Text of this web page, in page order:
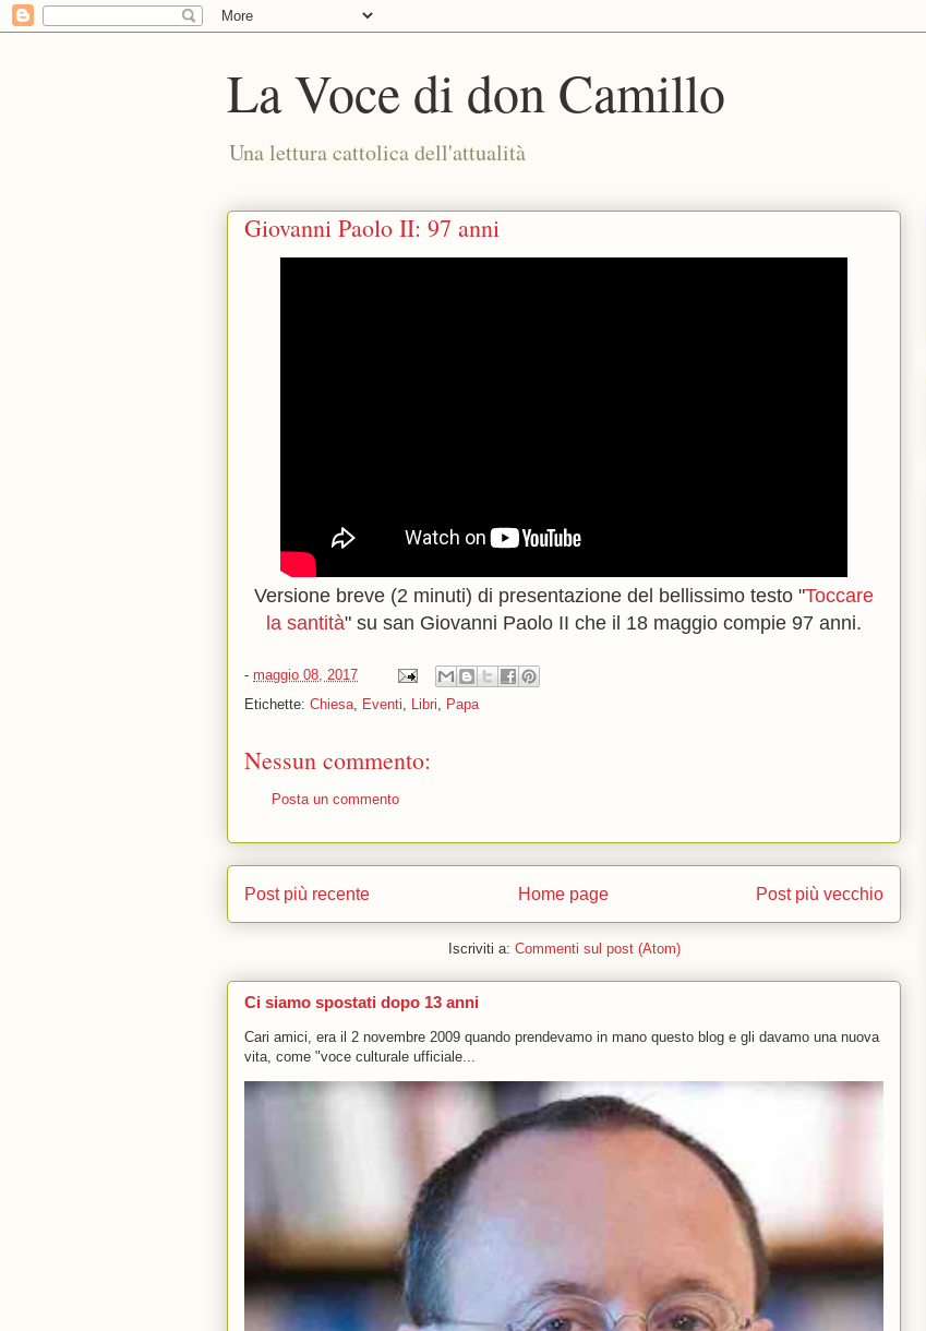
La Voce di don Camillo
Una lettura cattolica dell'attualità
Giovanni Paolo II: 97 anni
Versione breve (2 minuti) di presentazione del bellissimo testo "Toccare
la santità" su san Giovanni Paolo II che il 18 maggio compie 97 anni.
- maggio 08, 2017
Etichette: Chiesa, Eventi, Libri, Papa
Nessun commento:
Posta un commento
Post più recente Post più vecchio
Home page
Iscriviti a: Commenti sul post (Atom)
Ci siamo spostati dopo 13 anni
Cari amici, era il 2 novembre 2009 quando prendevamo in mano questo blog e gli davamo una nuova
vita, come "voce culturale ufficiale...